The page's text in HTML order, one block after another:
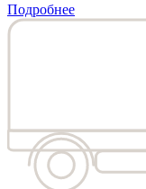
Подробнее